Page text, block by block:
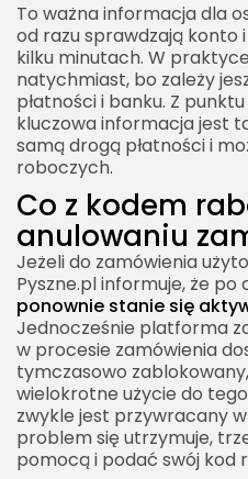
To ważna informacja dla
od razu sprawdzają konto
kilku minutach. W
natychmiast, bo zależy
płatności i banku. Z
kluczowa informacja jest
samą drogą płatności i
roboczych.
Co z kodem
anulowaniu
Jeżeli do zamówienia
Pyszne.pl informuje, że po
ponownie stanie się
Jednocześnie platforma
w procesie zamówienia
tymczasowo
wielokrotne użycie do
zwykle jest przywracany
problem się utrzymuje,
pomocą i podać swój kod